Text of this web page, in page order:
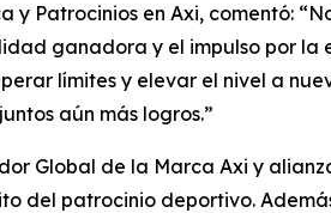
y Patrocinios en Axi, comentó:
ganadora y el impulso por
límites y elevar el nivel a
aún más logros.”
Global de la Marca Axi y
del patrocinio deportivo.